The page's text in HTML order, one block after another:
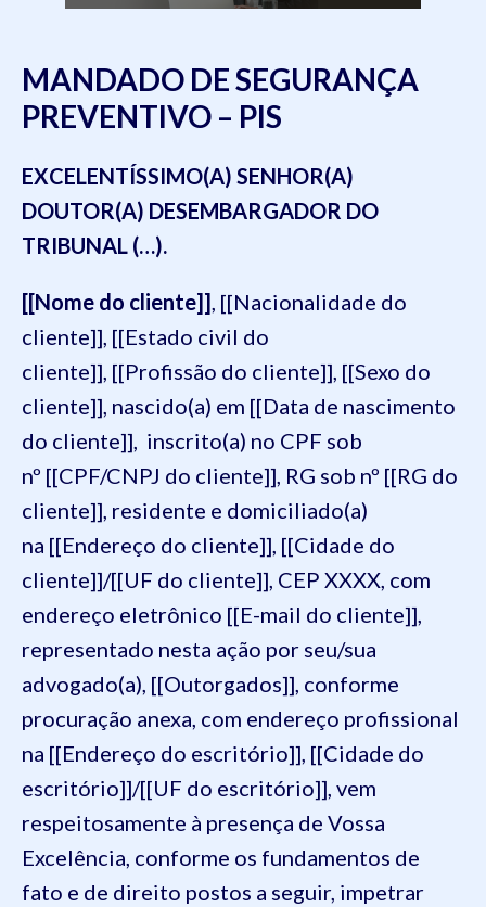
MANDADO DE SEGURANÇA
PREVENTIVO – PIS
EXCELENTÍSSIMO(A) SENHOR(A)
DOUTOR(A) DESEMBARGADOR DO
TRIBUNAL (…).
[[Nome do cliente]] , [[Nacionalidade do
cliente]], [[Estado civil do
cliente]], [[Profissão do cliente]], [[Sexo do
cliente]], nascido(a) em [[Data de nascimento
do cliente]], inscrito(a) no CPF sob
nº [[CPF/CNPJ do cliente]], RG sob nº [[RG do
cliente]], residente e domiciliado(a)
na [[Endereço do cliente]], [[Cidade do
cliente]]/[[UF do cliente]], CEP XXXX, com
endereço eletrônico [[E-mail do cliente]],
representado nesta ação por seu/sua
advogado(a), [[Outorgados]], conforme
procuração anexa, com endereço profissional
na [[Endereço do escritório]], [[Cidade do
escritório]]/[[UF do escritório]], vem
respeitosamente à presença de Vossa
Excelência, conforme os fundamentos de
fato e de direito postos a seguir, impetrar